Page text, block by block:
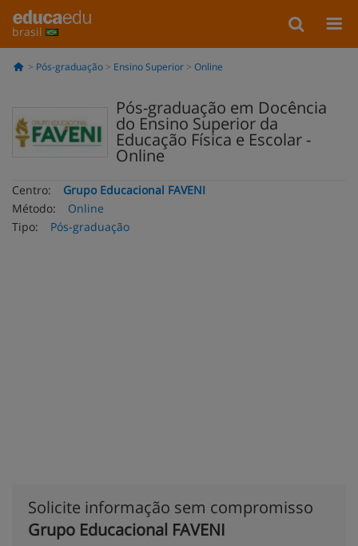
brasil
Pós-graduação Ensino Superior Online
Pós-graduação em Docência
do Ensino Superior da
Educação Física e Escolar -
Online
Centro:
Grupo Educacional FAVENI
Método:
Online
Tipo:
Pós-graduação
Solicite informação sem compromisso
Grupo Educacional FAVENI